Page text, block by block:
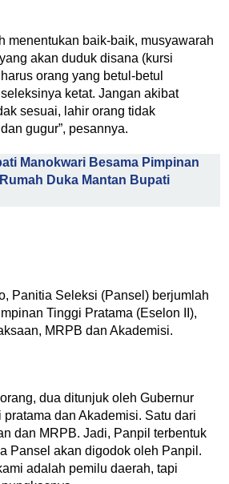
menentukan baik-baik, musyawarah
akan duduk disana (kursi
orang yang betul-betul
ketat. Jangan akibat
sesuai, lahir orang tidak
gugur”, pesannya.
Manokwari Besama Pimpinan
Duka Mantan Bupati
Panitia Seleksi (Pansel) berjumlah
Tinggi Pratama (Eselon II),
MRPB dan Akademisi.
dua ditunjuk oleh Gubernur
dan Akademisi. Satu dari
dan MRPB. Jadi, Panpil terbentuk
Pansel akan digodok oleh Panpil.
adalah pemilu daerah, tapi